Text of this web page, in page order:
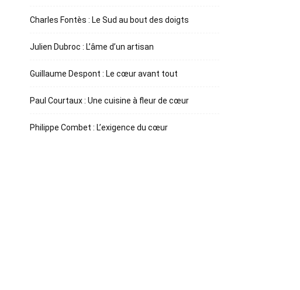
Charles Fontès : Le Sud au bout des doigts
Julien Dubroc : L’âme d’un artisan
Guillaume Despont : Le cœur avant tout
Paul Courtaux : Une cuisine à fleur de cœur
Philippe Combet : L’exigence du cœur